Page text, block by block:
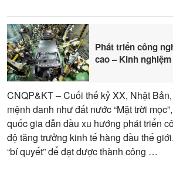
Phát triển công
cao – Kinh
CNQP&KT – Cuối thế kỷ XX, Nhật
mệnh danh như đất nước “Mặt trời
quốc gia dẫn đầu xu hướng phát triển
độ tăng trưởng kinh tế hàng đầu thế
“bí quyết” để đạt được thành công …